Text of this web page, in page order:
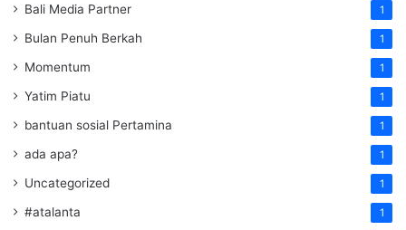
Bali Media Partner 1
Bulan Penuh Berkah 1
Momentum 1
Yatim Piatu 1
bantuan sosial Pertamina 1
ada apa? 1
Uncategorized 1
#atalanta 1